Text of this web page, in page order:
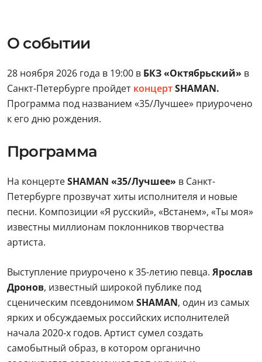
О событии
28 ноября 2026 года в 19:00 в БКЗ «Октябрьский» в
Санкт-Петербурге пройдет концертSHAMAN.
Программа под названием «35/Лучшее» приурочено
к его дню рождения.
Программа
На концертеSHAMAN «35/Лучшее» в Санкт-
Петербурге прозвучат хиты исполнителя и новые
песни. Композиции «Я русский», «Встанем», «Ты моя»
известны миллионам поклонников творчества
артиста.
Выступление приурочено к 35-летию певца. Ярослав
Дронов, известный широкой публике под
сценическим псевдонимом SHAMAN, один из самых
ярких и обсуждаемых российских исполнителей
начала 2020‑х годов. Артист сумел создать
самобытный образ, в котором органично